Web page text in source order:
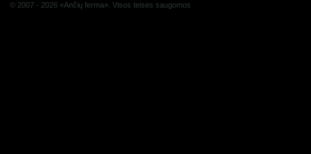
© 2007 - 2026 «Ančių ferma». Visos teisės saugomos